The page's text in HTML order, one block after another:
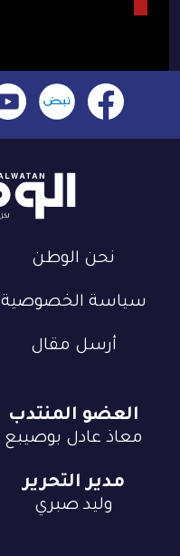
نحن الوطن
سياسة الخصوصية
أرسل مقال
العضو المنتدب
معاذ عادل بوصيبع
مدير التحرير
وليد صبري